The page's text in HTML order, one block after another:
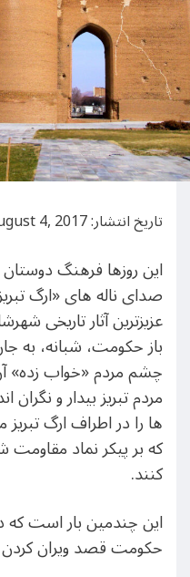
تاریخ انتشار: August 4, 2017
این روزها فرهنگ
صدای ناله های «ارگ
عزیزترین آثار تاریخی
باز حکومت، شبانه، به
چشم مردم «خواب زده»
مردم تبریز بیدار و
ها را در اطراف ارگ
که بر پیکر نماد
کنند.
این چندمین بار است که
حکومت قصد ویران کردن